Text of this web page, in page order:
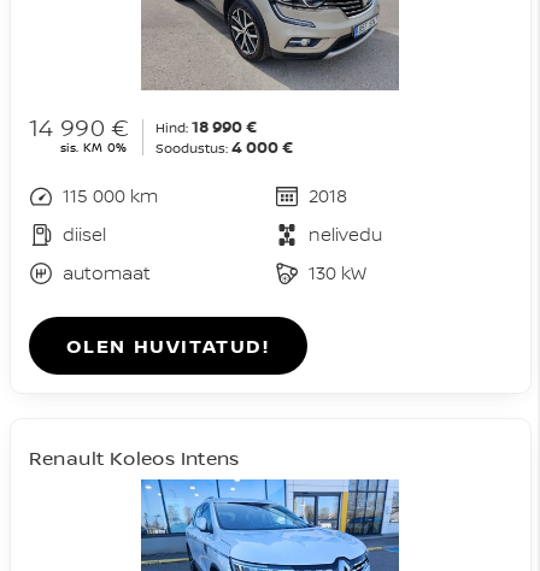
14 990 €
sis. KM 0%
Hind: 18 990 €
Soodustus: 4 000 €
115 000 km
2018
diisel
nelivedu
automaat
130 kW
OLEN HUVITATUD!
Renault Koleos Intens